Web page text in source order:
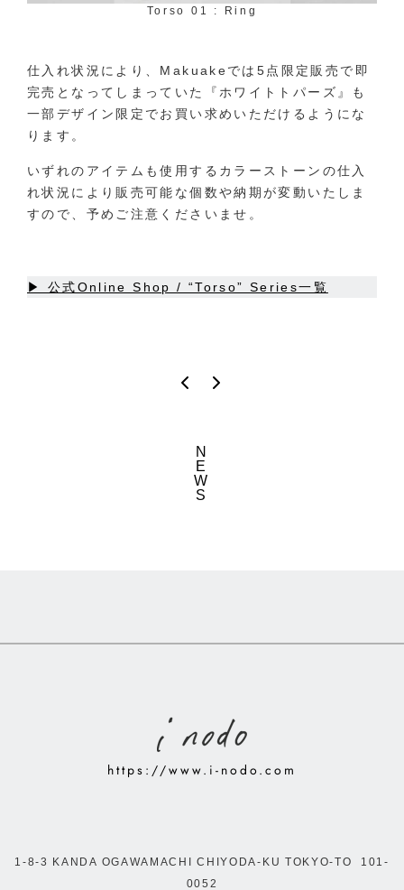
Torso 01 : Ring
仕入れ状況により、Makuakeでは5点限定販売で即
完売となってしまっていた『ホワイトトパーズ』も
一部デザイン限定でお買い求めいただけるようにな
ります。
いずれのアイテムも使用するカラーストーンの仕入
れ状況により販売可能な個数や納期が変動いたしま
すので、予めご注意くださいませ。
▶︎ 公式Online Shop / “Torso” Series一覧
N
E
W
S
https://www.i-nodo.com
1-8-3 KANDA OGAWAMACHI CHIYODA-KU TOKYO-TO 101-
0052